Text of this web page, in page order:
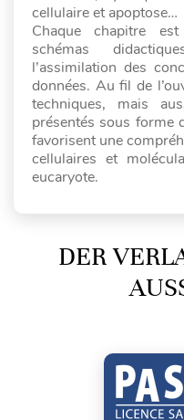
cellulaire et apoptose…
Chaque chapitre
schémas
l’assimilation des
données. Au fil de
techniques, mais
présentés sous forme
favorisent une
cellulaires et
eucaryote.
DER